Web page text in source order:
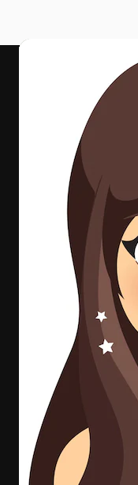
Видео
ваших
Pусский